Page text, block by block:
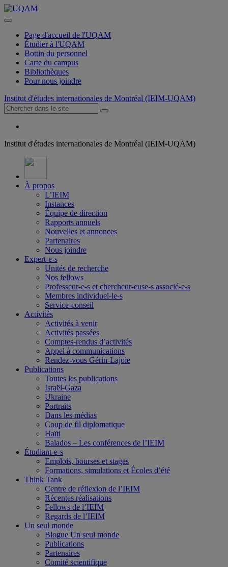
Page d'accueil de l'UQAM
Étudier à l'UQAM
Bottin du personnel
Carte du campus
Bibliothèques
Pour nous joindre
Institut d'études internationales de Montréal (IEIM-UQAM)
Institut d'études internationales de Montréal (IEIM-UQAM)
À propos
L’IEIM
Instances
Équipe de direction
Rapports annuels
Nouvelles et annonces
Partenaires
Nous joindre
Expert-e-s
Unités de recherche
Nos fellows
Professeur-e-s et chercheur-euse-s associé-e-s
Membres individuel-le-s
Service-conseil
Activités
Activités à venir
Activités passées
Comptes-rendus d’activités
Appel à communications
Rendez-vous Gérin-Lajoie
Publications
Toutes les publications
Israël-Gaza
Ukraine
Portraits
Dans les médias
Coup de fil diplomatique
Haïti
Balados – Les conférences de l’IEIM
Étudiant-e-s
Emplois, bourses et stages
Formations, simulations et Écoles d’été
Think Tank
Centre de réflexion de l’IEIM
Récentes réalisations
Fellows de l’IEIM
Regards de l’IEIM
Un seul monde
Blogue Un seul monde
Publications
Partenaires
Comité scientifique